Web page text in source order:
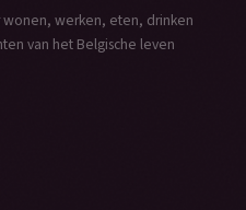
werken, eten, drinken
van het Belgische leven